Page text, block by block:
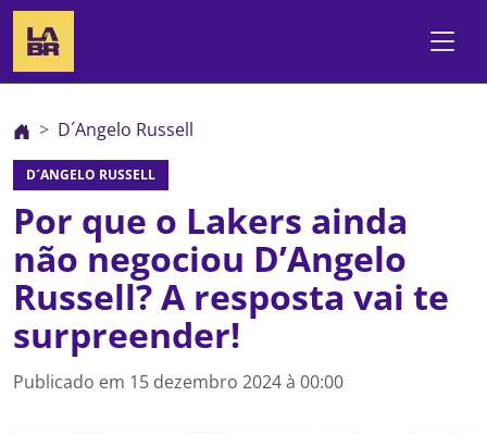
D´Angelo Russell
D´ANGELO RUSSELL
Por que o Lakers ainda
não negociou D’Angelo
Russell? A resposta vai te
surpreender!
Publicado em 15 dezembro 2024 à 00:00